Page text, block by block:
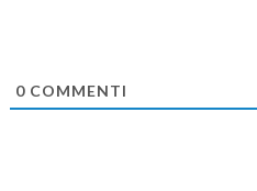
0COMMENTI